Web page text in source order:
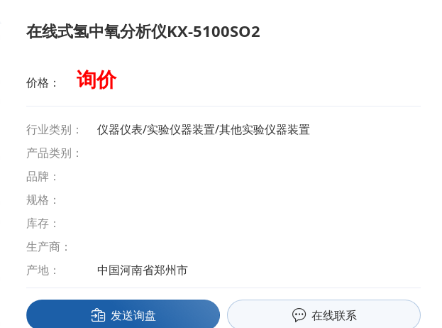
在线式氢中氧分析仪KX-5100SO2
价格： 询价
行业类别：
仪器仪表/实验仪器装置/其他实验仪器装置
产品类别：
品牌：
规格：
库存：
生产商：
产地：
中国河南省郑州市
发送询盘 在线联系